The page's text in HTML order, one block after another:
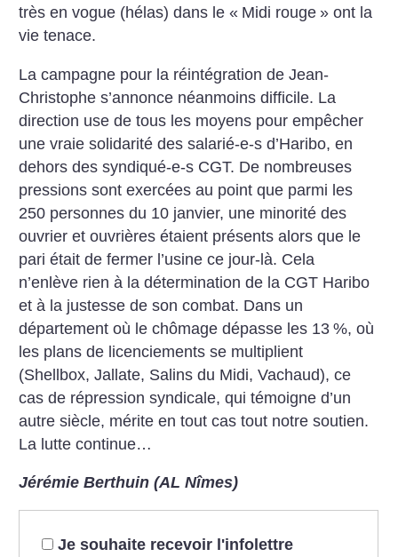
très en vogue (hélas) dans le « Midi rouge » ont la
vie tenace.
La campagne pour la réintégration de Jean-
Christophe s’annonce néanmoins difficile. La
direction use de tous les moyens pour empêcher
une vraie solidarité des salarié-e-s d’Haribo, en
dehors des syndiqué-e-s CGT. De nombreuses
pressions sont exercées au point que parmi les
250 personnes du 10 janvier, une minorité des
ouvrier et ouvrières étaient présents alors que le
pari était de fermer l’usine ce jour-là. Cela
n’enlève rien à la détermination de la CGT Haribo
et à la justesse de son combat. Dans un
département où le chômage dépasse les 13 %, où
les plans de licenciements se multiplient
(Shellbox, Jallate, Salins du Midi, Vachaud), ce
cas de répression syndicale, qui témoigne d’un
autre siècle, mérite en tout cas tout notre soutien.
La lutte continue…
Jérémie Berthuin (AL Nîmes)
Je souhaite recevoir l'infolettre